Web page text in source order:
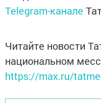
Telegram-канале
Читайте новости
национальном
https://max.ru/